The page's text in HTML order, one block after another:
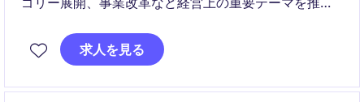
市場分析、投資判断、現地検証、経営提案までを担
求人を見る